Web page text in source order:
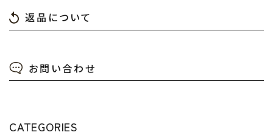
返品について
お問い合わせ
CATEGORIES